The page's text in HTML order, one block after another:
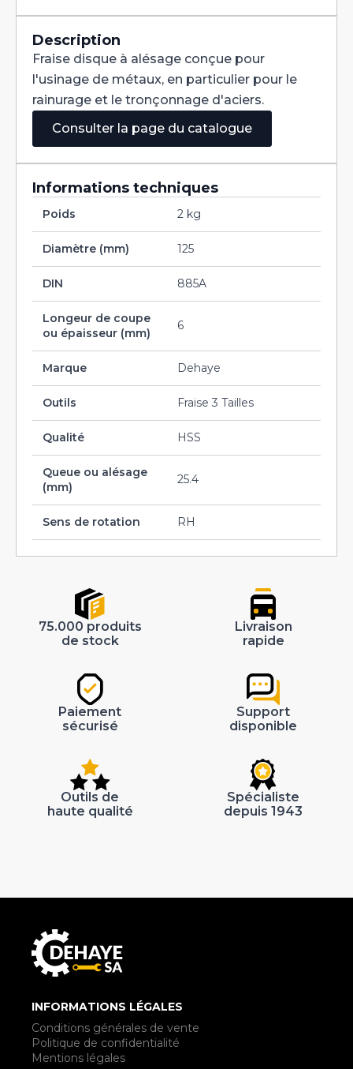
Denture
DIN
885A
HSS
125X6X25,4
Description
Fraise disque à alésage conçue pour
l'usinage de métaux, en particulier pour le
rainurage et le tronçonnage d'aciers.
Consulter la page du catalogue
Informations techniques
Poids 2 kg
Diamètre (mm) 125
DIN 885A
Longeur de coupe
ou épaisseur (mm)
6
Marque Dehaye
Outils Fraise 3 Tailles
Qualité HSS
Queue ou alésage
(mm)
25.4
Sens de rotation RH
75.000 produits
de stock
Livraison
rapide
Paiement
sécurisé
Support
disponible
Outils de
haute qualité
Spécialiste
depuis 1943
INFORMATIONS LÉGALES
Conditions générales de vente
Politique de confidentialité
Mentions légales